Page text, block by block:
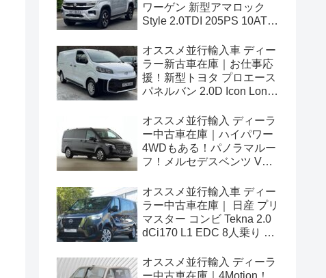
ワーゲン 新型アマロック
Style 2.0TDI 205PS 10AT
オススメ並行輸入車 ディー
ラー新古車在庫｜お仕事応
援！新型トヨタ プロエース
パネルバン 2.0D Icon Long
オススメ並行輸入 ディーラ
ー中古車在庫｜ハイパワー
4WDもある！パノラマルー
フ！メルセデスベンツ Vク
ロング 4Matic 9G-Tronic 左
ハンドル
オススメ並行輸入車 ディー
ラー中古車在庫｜ 日産 プリ
マスター コンビ Tekna 2.0
dCi170 L1 EDC 8人乗り 左
オススメ並行輸入 ディーラ